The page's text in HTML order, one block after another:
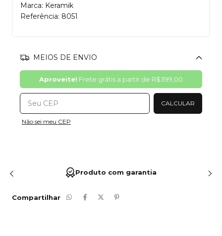
Marca: Keramik
Referência: 8051
MEIOS DE ENVIO
Aproveite! Frete grátis a partir de R$399,00
CALCULAR
Não sei meu CEP
Produto com garantia
Compartilhar